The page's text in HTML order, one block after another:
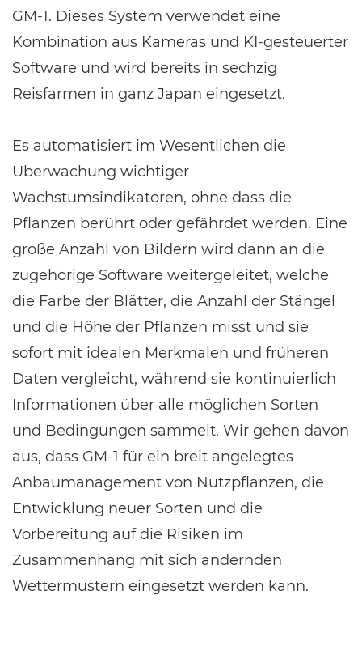
GM-1. Dieses System verwendet eine
Kombination aus Kameras und KI-gesteuerter
Software und wird bereits in sechzig
Reisfarmen in ganz Japan eingesetzt.
Es automatisiert im Wesentlichen die
Überwachung wichtiger
Wachstumsindikatoren, ohne dass die
Pflanzen berührt oder gefährdet werden. Eine
große Anzahl von Bildern wird dann an die
zugehörige Software weitergeleitet, welche
die Farbe der Blätter, die Anzahl der Stängel
und die Höhe der Pflanzen misst und sie
sofort mit idealen Merkmalen und früheren
Daten vergleicht, während sie kontinuierlich
Informationen über alle möglichen Sorten
und Bedingungen sammelt. Wir gehen davon
aus, dass GM-1 für ein breit angelegtes
Anbaumanagement von Nutzpflanzen, die
Entwicklung neuer Sorten und die
Vorbereitung auf die Risiken im
Zusammenhang mit sich ändernden
Wettermustern eingesetzt werden kann.